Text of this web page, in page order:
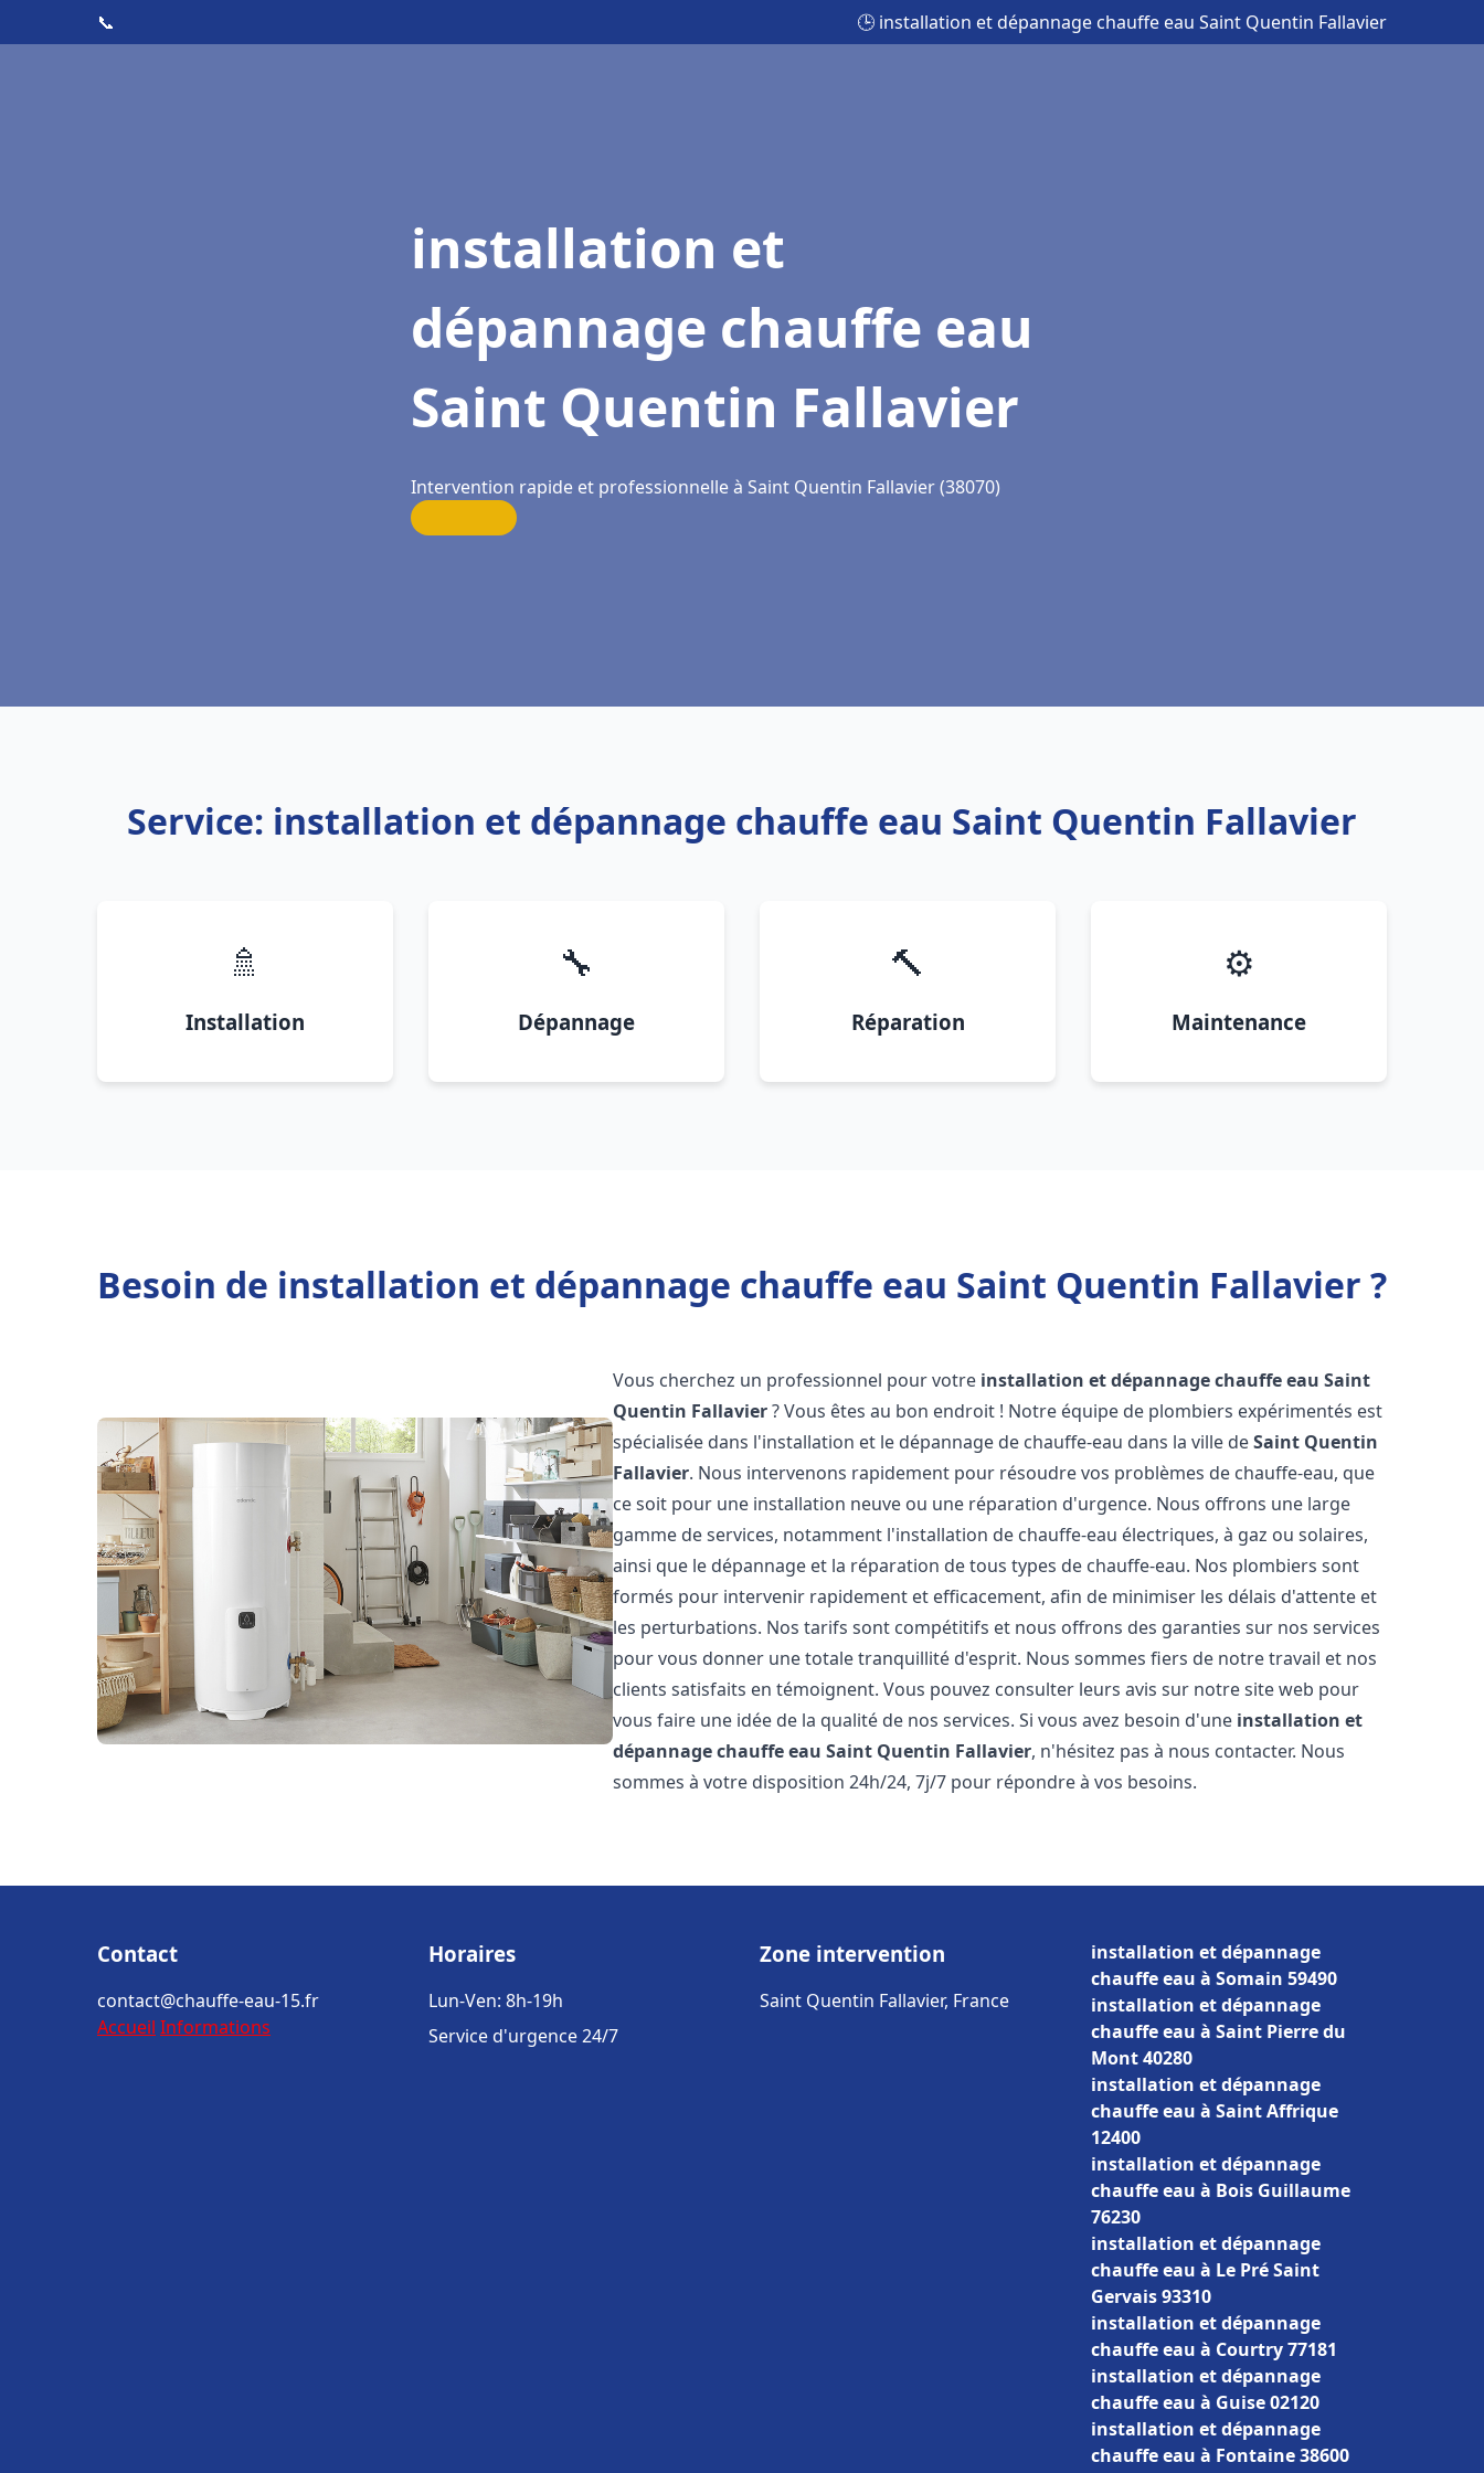
📞 🕒 installation et dépannage chauffe eau Saint Quentin Fallavier
installation et
dépannage chauffe eau
Saint Quentin Fallavier
Intervention rapide et professionnelle à Saint Quentin Fallavier (38070)
Service: installation et dépannage chauffe eau Saint Quentin Fallavier
🚿
Installation
🔧
Dépannage
🔨
Réparation
⚙️
Maintenance
Besoin de installation et dépannage chauffe eau Saint Quentin Fallavier ?
Vous cherchez un professionnel pour votre installation et dépannage chauffe eau Saint
Quentin Fallavier? Vous êtes au bon endroit ! Notre équipe de plombiers expérimentés est
spécialisée dans l'installation et le dépannage de chauffe-eau dans la ville deSaint Quentin
Fallavier. Nous intervenons rapidement pour résoudre vos problèmes de chauffe-eau, que
ce soit pour une installation neuve ou une réparation d'urgence. Nous offrons une large
gamme de services, notamment l'installation de chauffe-eau électriques, à gaz ou solaires,
ainsi que le dépannage et la réparation de tous types de chauffe-eau. Nos plombiers sont
formés pour intervenir rapidement et efficacement, afin de minimiser les délais d'attente et
les perturbations. Nos tarifs sont compétitifs et nous offrons des garanties sur nos services
pour vous donner une totale tranquillité d'esprit. Nous sommes fiers de notre travail et nos
clients satisfaits en témoignent. Vous pouvez consulter leurs avis sur notre site web pour
vous faire une idée de la qualité de nos services. Si vous avez besoin d'une installation et
dépannage chauffe eau Saint Quentin Fallavier, n'hésitez pas à nous contacter. Nous
sommes à votre disposition 24h/24, 7j/7 pour répondre à vos besoins.
Contact
contact@chauffe-eau-15.fr
Accueil Informations
Horaires
Lun-Ven: 8h-19h
Service d'urgence 24/7
Zone intervention
Saint Quentin Fallavier, France
installation et dépannage
chauffe eau à Somain 59490
installation et dépannage
chauffe eau à Saint Pierre du
Mont 40280
installation et dépannage
chauffe eau à Saint Affrique
12400
installation et dépannage
chauffe eau à Bois Guillaume
76230
installation et dépannage
chauffe eau à Le Pré Saint
Gervais 93310
installation et dépannage
chauffe eau à Courtry 77181
installation et dépannage
chauffe eau à Guise 02120
installation et dépannage
chauffe eau à Fontaine 38600